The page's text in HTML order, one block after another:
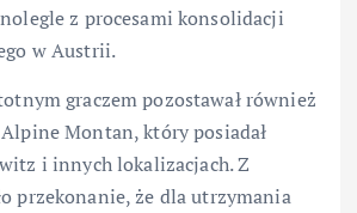
z procesami konsolidacji
w Austrii.
graczem pozostawał również
Montan, który posiadał
i innych lokalizacjach. Z
przekonanie, że dla utrzymania